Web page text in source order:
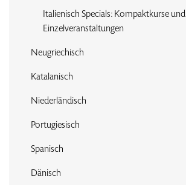
Italienisch Specials: Kompaktkurse und
Einzelveranstaltungen
Neugriechisch
Katalanisch
Niederländisch
Portugiesisch
Spanisch
Dänisch